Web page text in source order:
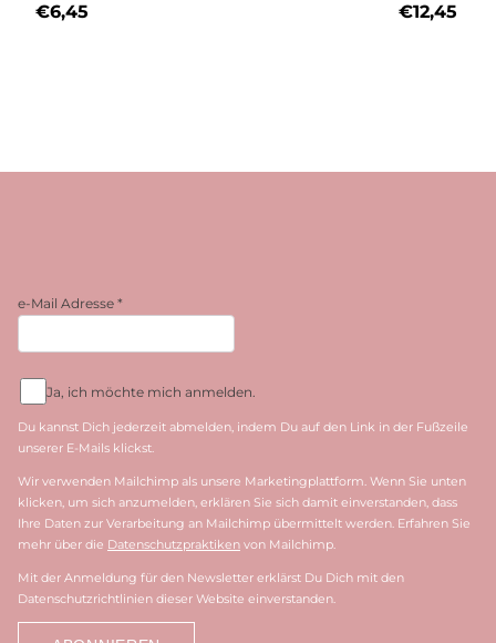
€6,45 €12,45
e-Mail Adresse *
Ja, ich möchte mich anmelden.
Du kannst Dich jederzeit abmelden, indem Du auf den Link in der Fußzeile
unserer E-Mails klickst.
Wir verwenden Mailchimp als unsere Marketingplattform. Wenn Sie unten
klicken, um sich anzumelden, erklären Sie sich damit einverstanden, dass
Ihre Daten zur Verarbeitung an Mailchimp übermittelt werden. Erfahren Sie
mehr über die Datenschutzpraktiken von Mailchimp.
Mit der Anmeldung für den Newsletter erklärst Du Dich mit den
Datenschutzrichtlinien dieser Website einverstanden.